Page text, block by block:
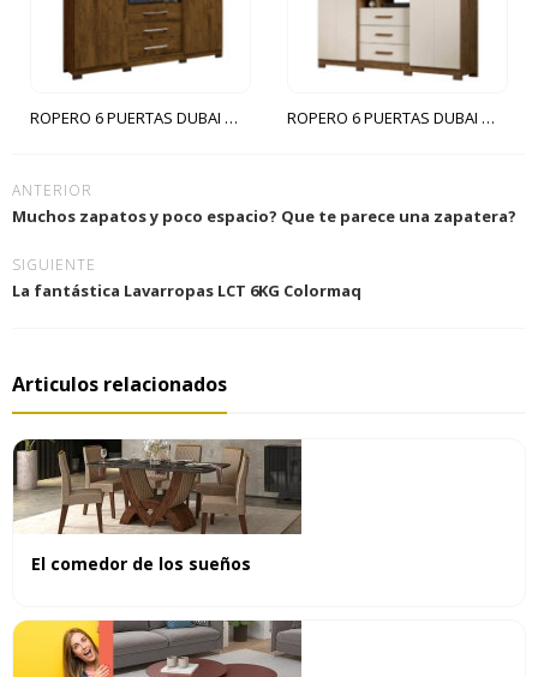
ROPERO 6 PUERTAS DUBAI MOVAL CASTAÑO WOOD ROPERO 6 PUERTAS DUBAI MOVAL CASTAÑO WOOD|VAINILLA
ANTERIOR
Muchos zapatos y poco espacio? Que te parece una zapatera?
SIGUIENTE
La fantástica Lavarropas LCT 6KG Colormaq
Articulos relacionados
El comedor de los sueños